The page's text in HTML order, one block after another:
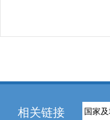
相关链接